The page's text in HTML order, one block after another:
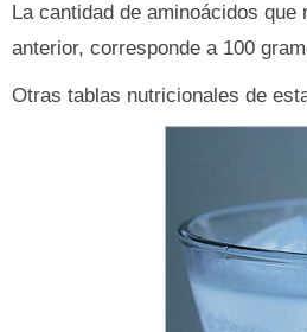
La cantidad de aminoácidos que
anterior, corresponde a 100
Otras tablas nutricionales de